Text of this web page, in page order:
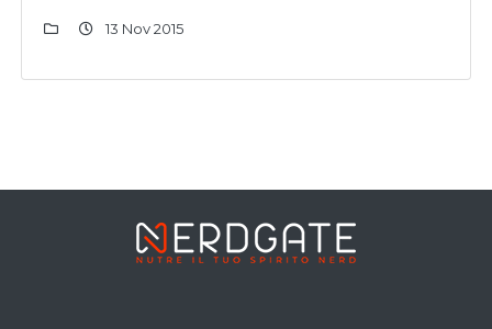
13 Nov 2015